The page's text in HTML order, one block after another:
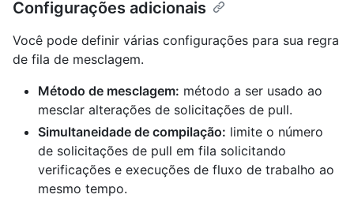
Configurações adicionais
Você pode definir várias configurações para sua regra
de fila de mesclagem.
Método de mesclagem: método a ser usado ao
mesclar alterações de solicitações de pull.
Simultaneidade de compilação: limite o número
de solicitações de pull em fila solicitando
verificações e execuções de fluxo de trabalho ao
mesmo tempo.